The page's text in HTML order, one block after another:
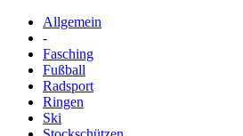
Allgemein
-
Fasching
Fußball
Radsport
Ringen
Ski